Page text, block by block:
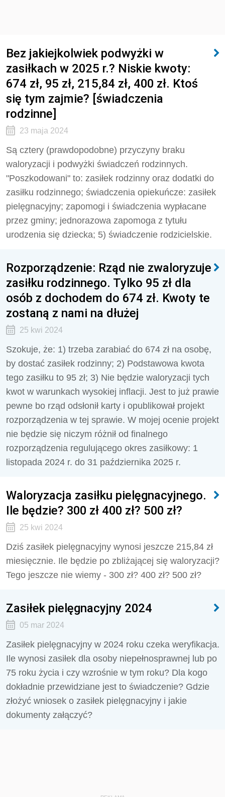
Bez jakiejkolwiek podwyżki w
zasiłkach w 2025 r.? Niskie kwoty:
674 zł, 95 zł, 215,84 zł, 400 zł. Ktoś
się tym zajmie? [świadczenia
rodzinne]
23 maja 2024
Są cztery (prawdopodobne) przyczyny braku
waloryzacji i podwyżki świadczeń rodzinnych.
"Poszkodowani" to: zasiłek rodzinny oraz dodatki do
zasiłku rodzinnego; świadczenia opiekuńcze: zasiłek
pielęgnacyjny; zapomogi i świadczenia wypłacane
przez gminy; jednorazowa zapomoga z tytułu
urodzenia się dziecka; 5) świadczenie rodzicielskie.
Rozporządzenie: Rząd nie zwaloryzuje
zasiłku rodzinnego. Tylko 95 zł dla
osób z dochodem do 674 zł. Kwoty te
zostaną z nami na dłużej
25 kwi 2024
Szokuje, że: 1) trzeba zarabiać do 674 zł na osobę,
by dostać zasiłek rodzinny; 2) Podstawowa kwota
tego zasiłku to 95 zł; 3) Nie będzie waloryzacji tych
kwot w warunkach wysokiej inflacji. Jest to już prawie
pewne bo rząd odsłonił karty i opublikował projekt
rozporządzenia w tej sprawie. W mojej ocenie projekt
nie będzie się niczym różnił od finalnego
rozporządzenia regulującego okres zasiłkowy: 1
listopada 2024 r. do 31 października 2025 r.
Waloryzacja zasiłku pielęgnacyjnego.
Ile będzie? 300 zł 400 zł? 500 zł?
25 kwi 2024
Dziś zasiłek pielęgnacyjny wynosi jeszcze 215,84 zł
miesięcznie. Ile będzie po zbliżającej się waloryzacji?
Tego jeszcze nie wiemy - 300 zł? 400 zł? 500 zł?
Zasiłek pielęgnacyjny 2024
05 mar 2024
Zasiłek pielęgnacyjny w 2024 roku czeka weryfikacja.
Ile wynosi zasiłek dla osoby niepełnosprawnej lub po
75 roku życia i czy wzrośnie w tym roku? Dla kogo
dokładnie przewidziane jest to świadczenie? Gdzie
złożyć wniosek o zasiłek pielęgnacyjny i jakie
dokumenty załączyć?